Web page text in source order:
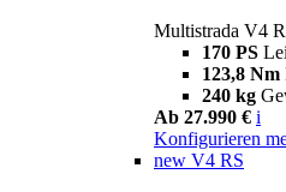
Multistrada V4
170 PS
123,8 Nm
240 kg
Ab 27.990 € i
Konfigurieren
new V4 RS